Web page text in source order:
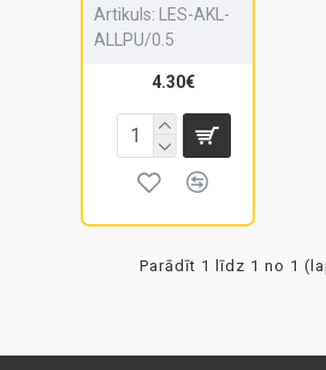
Artikuls:
LES-AKL-
ALLPU/0.5
4.30€
Parādīt 1 līdz 1 no 1